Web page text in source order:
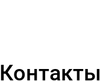
Контакты